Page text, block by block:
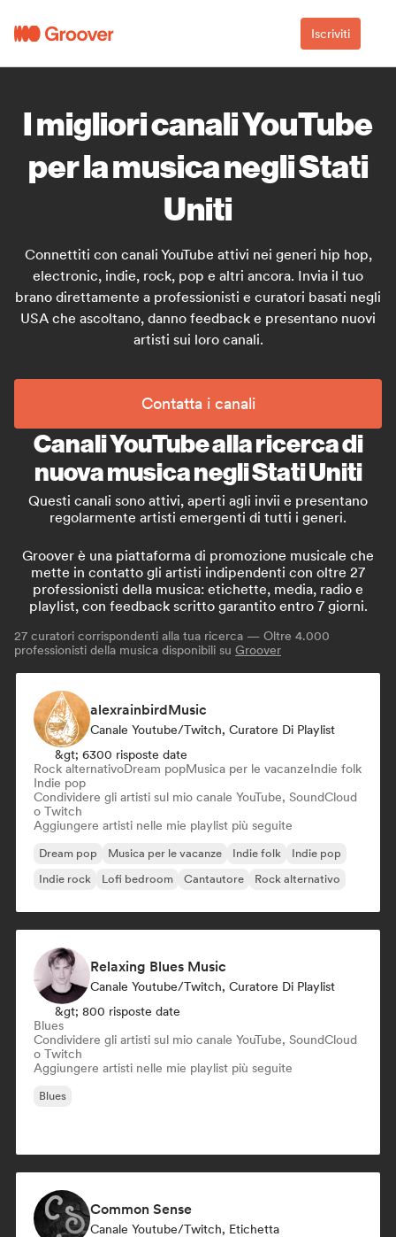
Iscriviti
I migliori canali YouTube
per la musica negli Stati
Uniti
Connettiti con canali YouTube attivi nei generi hip hop,
electronic, indie, rock, pop e altri ancora. Invia il tuo
brano direttamente a professionisti e curatori basati negli
USA che ascoltano, danno feedback e presentano nuovi
artisti sui loro canali.
Contatta i canali
Canali YouTube alla ricerca di
nuova musica negli Stati Uniti
Questi canali sono attivi, aperti agli invii e presentano
regolarmente artisti emergenti di tutti i generi.
Groover è una piattaforma di promozione musicale che
mette in contatto gli artisti indipendenti con oltre 27
professionisti della musica: etichette, media, radio e
playlist, con feedback scritto garantito entro 7 giorni.
27 curatori corrispondenti alla tua ricerca — Oltre 4.000
professionisti della musica disponibili su Groover
alexrainbirdMusic
Canale Youtube/Twitch, Curatore Di Playlist
&gt; 6300 risposte date
Rock alternativoDream popMusica per le vacanzeIndie folk
Indie pop
Condividere gli artisti sul mio canale YouTube, SoundCloud
o Twitch
Aggiungere artisti nelle mie playlist più seguite
Dream pop Musica per le vacanze Indie folk
Indie pop
Indie rock
Lofi bedroom Cantautore Rock alternativo
Relaxing Blues Music
Canale Youtube/Twitch, Curatore Di Playlist
&gt; 800 risposte date
Blues
Condividere gli artisti sul mio canale YouTube, SoundCloud
o Twitch
Aggiungere artisti nelle mie playlist più seguite
Blues
Common Sense
Canale Youtube/Twitch, Etichetta